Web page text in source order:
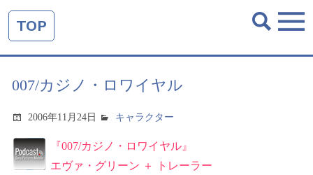
TOP
007/カジノ・ロワイヤル
2006年11月24日 キャラクター
『007/カジノ・ロワイヤル』
エヴァ・グリーン ＋ トレーラー